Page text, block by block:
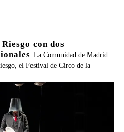
con dos
La Comunidad de Madrid
el Festival de Circo de la